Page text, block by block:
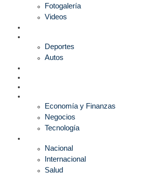
Fotogalería
Videos
Deportes
Autos
Economía y Finanzas
Negocios
Tecnología
Nacional
Internacional
Salud